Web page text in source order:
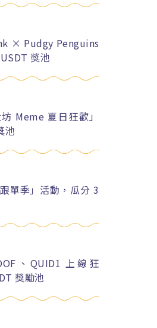
× Pudgy Penguins
獎池
Meme 夏日狂歡」
池
單季」活動，瓜分 3
、QUID1 上線狂
獎勵池